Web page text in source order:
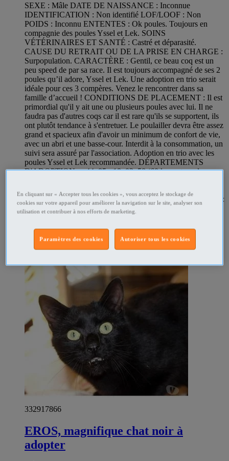
SEXE : Mâle DATE DE NAISSANCE : Inconnue
IDENTIFICATION : Non identifié LOF/LOOF : Non
POIDS : Inconnu ENTENTES : Ok poules. Toujours en
compagnie des poules Yssel et Lek. SOINS
VÉTÉRINAIRES ET SANTÉ : Castré et déparasité.
CAUSE DU RETRAIT OU DE LA PRISE EN CHARGE :
Surpopulation. CARACTÈRE : Gentil, ce beau coq est un
peu speed de par sa race. Il est toujours accompagné de ses 2
poules qu’il adore, Yssel et Lek. Une adoption en trio serait
idéale pour ces 3 compères. Venez le rencontrer dans sa
famille d’accueil ! CONDITIONS DE PLACEMENT : Il est
primordial qu'il y ait une ou plusieurs poules avec lui. Il ne
faudra pas d'autres coqs car il est rare qu'ils se supportent, ils
ont plutôt tendance à s'entretuer. Le poulailler devra être assez
grand et spacieux afin d'avoir un minimum de confort de vie,
avec un abri et une basse-cour. Interdit à la consommation, un
suivi sera assuré par l'association. Adoption en trio avec les
poules Yssel et Lek recommandée. DÉPARTEMENTS
D'ADOPTION : - 44, 85 - 18, 03, 58 (60 km autour de
PRÉCISER DANS VOTRE MAIL : Votre ville, votre
département et votre n° de téléphone FRAIS D'ADOPTION :
Don libre
€1
Professionnel
332917866
EROS, magnifique chat noir à
adopter
En cliquant sur « Accepter tous les cookies », vous acceptez le stockage de
cookies sur votre appareil pour améliorer la navigation sur le site, analyser son
utilisation et contribuer à nos efforts de marketing.
Autoriser tous les cookies
Paramètres des cookies